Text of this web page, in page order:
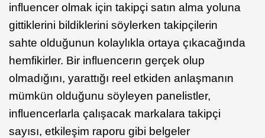
influencer olmak için takipçi satın alma yoluna
gittiklerini bildiklerini söylerken takipçilerin
sahte olduğunun kolaylıkla ortaya çıkacağında
hemfikirler. Bir influencerın gerçek olup
olmadığını, yarattığı reel etkiden anlaşmanın
mümkün olduğunu söyleyen panelistler,
influencerlarla çalışacak markalara takipçi
sayısı, etkileşim raporu gibi belgeler